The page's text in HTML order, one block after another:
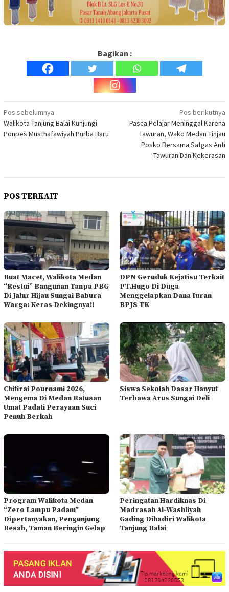
Bagikan :
Navigasi
pos
Pos sebelumnya
Walikota Tanjung Balai Kunjungi
Ponpes Musthafawiyah Purba Baru
Pos berikutnya
Pasca Pelajar Meninggal Karena
Tawuran, Wako Medan Tinjau
Posko Bersama Satgas Anti
Tawuran Dan Kekerasan
POS TERKAIT
Buat Macet, Walikota Medan
“Restui” Bangunan Tanpa PBG
Di Jalur Hijau Sungai Babura
Warga: Keras Dekingnya!!
DPN Geruduk Kejatisu Terkait
PT.Hugo Di Duga
Menggelapkan Dana Iuran
BPJS TK
Chitirai Pournami 2026,
Mengema Di Medan Ratusan
Umat Padati Perayaan Suci
Penuh Berkah
Siswa Sekolah Dasar Hanyut
Terbawa Arus Sungai Deli
Program Walikota Medan
“Zero Lampu Padam”
Dipertanyakan, Pengunjung
Resah, Taman Beringin Gelap
Peringatan Hardiknas Di
Madrasah Al-Washliyah
Gading Dihadiri Walikota
Tanjung Balai